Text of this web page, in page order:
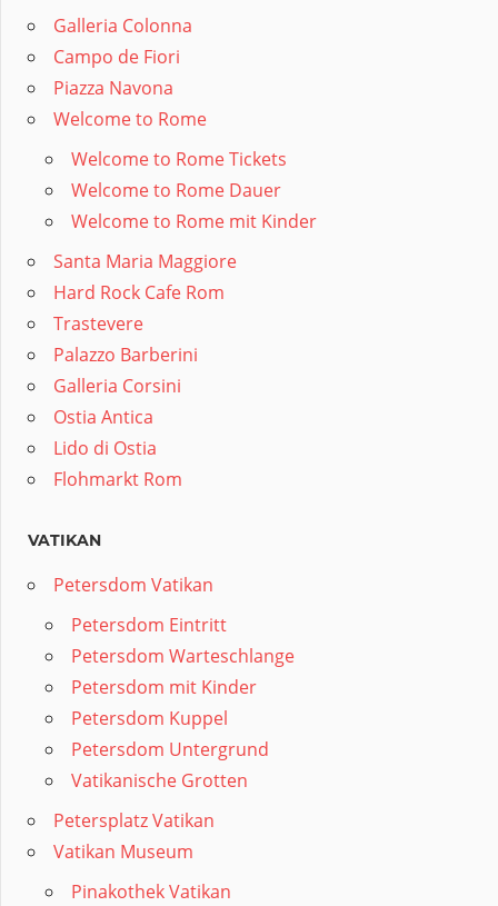
Galleria Colonna
Campo de Fiori
Piazza Navona
Welcome to Rome
Welcome to Rome Tickets
Welcome to Rome Dauer
Welcome to Rome mit Kinder
Santa Maria Maggiore
Hard Rock Cafe Rom
Trastevere
Palazzo Barberini
Galleria Corsini
Ostia Antica
Lido di Ostia
Flohmarkt Rom
VATIKAN
Petersdom Vatikan
Petersdom Eintritt
Petersdom Warteschlange
Petersdom mit Kinder
Petersdom Kuppel
Petersdom Untergrund
Vatikanische Grotten
Petersplatz Vatikan
Vatikan Museum
Pinakothek Vatikan